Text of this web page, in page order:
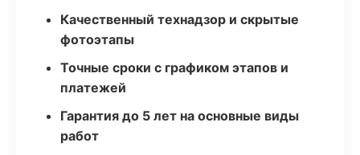
Качественный технадзор и скрытые
фотоэтапы
Точные сроки с графиком этапов и
платежей
Гарантия до 5 лет на основные виды
работ